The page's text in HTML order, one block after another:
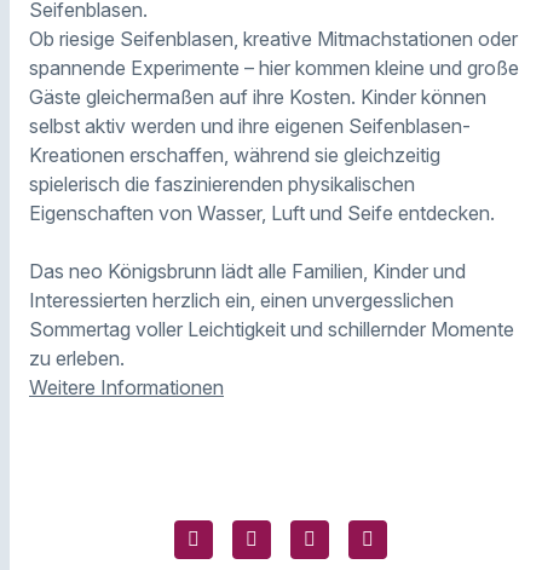
Seifenblasen.
Ob riesige Seifenblasen, kreative Mitmachstationen oder
spannende Experimente – hier kommen kleine und große
Gäste gleichermaßen auf ihre Kosten. Kinder können
selbst aktiv werden und ihre eigenen Seifenblasen-
Kreationen erschaffen, während sie gleichzeitig
spielerisch die faszinierenden physikalischen
Eigenschaften von Wasser, Luft und Seife entdecken.
Das neo Königsbrunn lädt alle Familien, Kinder und
Interessierten herzlich ein, einen unvergesslichen
Sommertag voller Leichtigkeit und schillernder Momente
zu erleben.
Weitere Informationen